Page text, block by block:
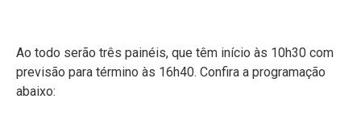
Ao todo serão três painéis, que têm início às 10h30 com
previsão para término às 16h40. Confira a programação
abaixo: